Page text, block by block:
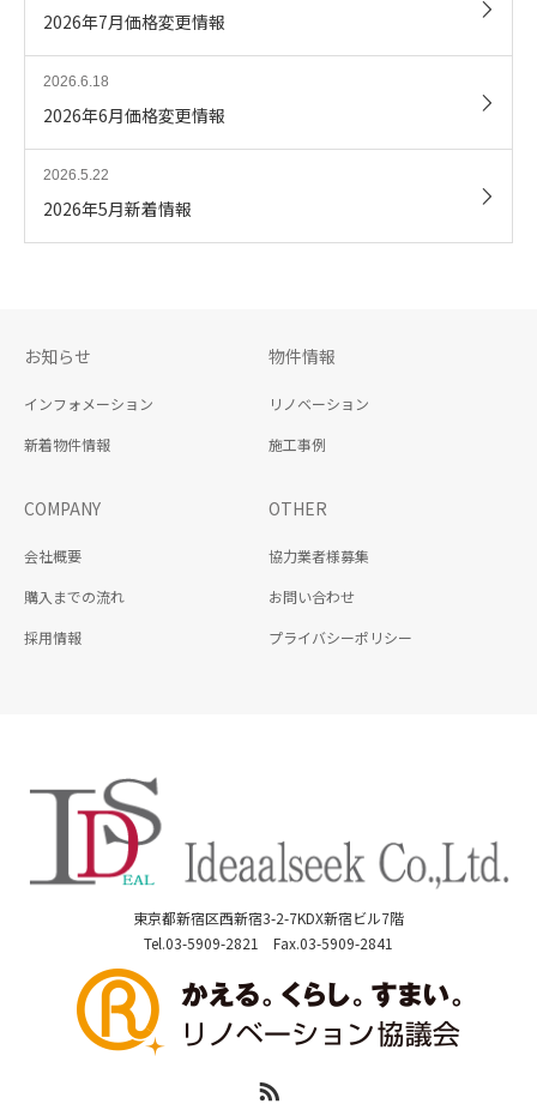
2026年7月価格変更情報
2026.6.18
2026年6月価格変更情報
2026.5.22
2026年5月新着情報
お知らせ
インフォメーション
新着物件情報
物件情報
リノベーション
施工事例
COMPANY
会社概要
購入までの流れ
採用情報
OTHER
協力業者様募集
お問い合わせ
プライバシーポリシー
東京都新宿区西新宿3-2-7KDX新宿ビル7階
Tel.03-5909-2821 Fax.03-5909-2841